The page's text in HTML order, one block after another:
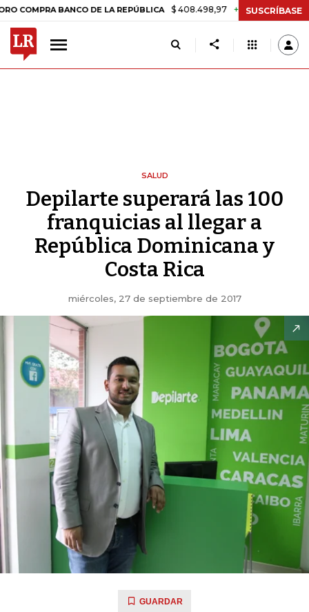
BANCO DE LA REPÚBLICA $ 408.498,97 +$ 8.753,81 +2,19%
SUSCRÍBASE
SALUD
Depilarte superará las 100
franquicias al llegar a
República Dominicana y
Costa Rica
miércoles, 27 de septiembre de 2017
GUARDAR